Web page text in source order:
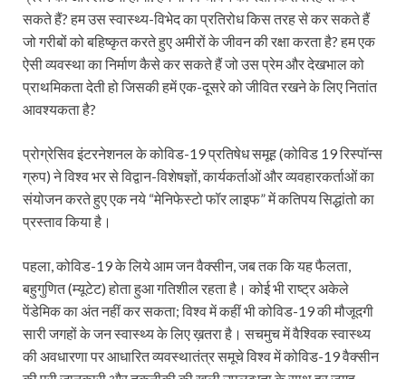
सकते हैं? हम उस स्वास्थ्य-विभेद का प्रतिरोध किस तरह से कर सकते हैं
जो गरीबों को बहिष्कृत करते हुए अमीरों के जीवन की रक्षा करता है? हम एक
ऐसी व्यवस्था का निर्माण कैसे कर सकते हैं जो उस प्रेम और देखभाल को
प्राथमिकता देती हो जिसकी हमें एक-दूसरे को जीवित रखने के लिए नितांत
आवश्यकता है?
प्रोग्रेसिव इंटरनेशनल के कोविड-19 प्रतिषेध समूह (कोविड 19 रिस्पॉन्स
ग्रुप) ने विश्व भर से विद्वान-विशेषज्ञों, कार्यकर्ताओं और व्यवहारकर्ताओं का
संयोजन करते हुए एक नये “मेनिफेस्टो फॉर लाइफ” में कतिपय सिद्धांतो का
प्रस्ताव किया है।
पहला, कोविड-19 के लिये आम जन वैक्सीन, जब तक कि यह फैलता,
बहुगुणित (म्यूटेट) होता हुआ गतिशील रहता है। कोई भी राष्ट्र अकेले
पेंडेमिक का अंत नहीं कर सकता; विश्व में कहीं भी कोविड-19 की मौजूदगी
सारी जगहों के जन स्वास्थ्य के लिए ख़तरा है। सचमुच में वैश्विक स्वास्थ्य
की अवधारणा पर आधारित व्यवस्थातंत्र समूचे विश्व में कोविड-19 वैक्सीन